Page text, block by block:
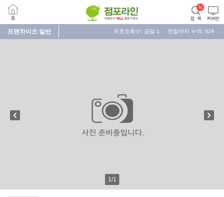
프랜차이즈 일반 유효조회수: 금일 1 전일까지 누적: 624
1/1